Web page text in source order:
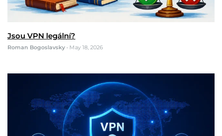
Jsou VPN legální?
Roman Bogoslavsky • May 18, 2026